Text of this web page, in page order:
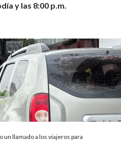
y las 8:00 p.m.
un llamado a los viajeros para